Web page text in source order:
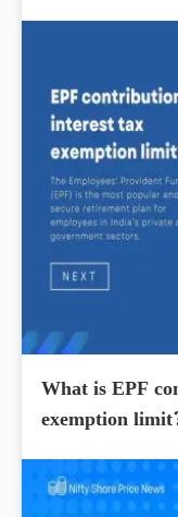
What is EPF
exemption